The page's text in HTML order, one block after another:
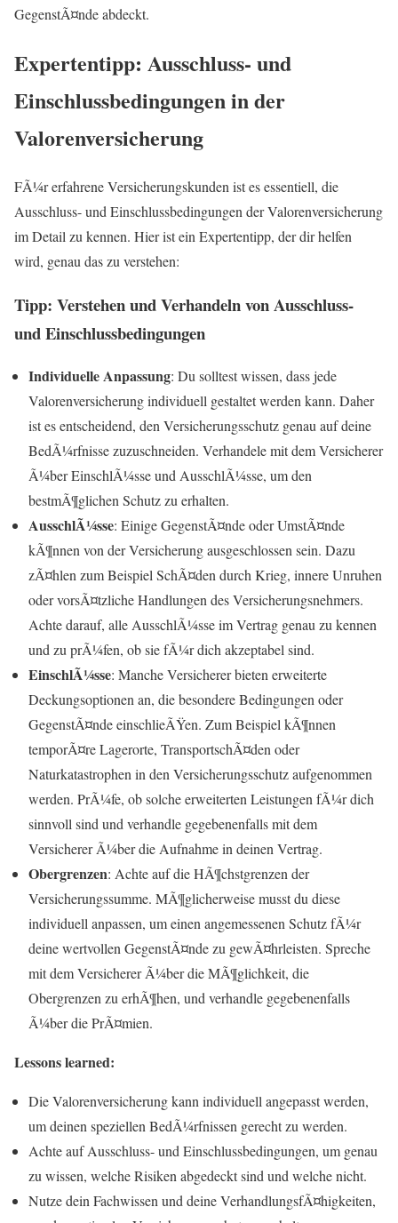
GegenstÃ¤nde abdeckt.
Expertentipp: Ausschluss- und
Einschlussbedingungen in der
Valorenversicherung
FÃ¼r erfahrene Versicherungskunden ist es essentiell, die
Ausschluss- und Einschlussbedingungen der Valorenversicherung
im Detail zu kennen. Hier ist ein Expertentipp, der dir helfen
wird, genau das zu verstehen:
Tipp: Verstehen und Verhandeln von Ausschluss-
und Einschlussbedingungen
Individuelle Anpassung: Du solltest wissen, dass jede
Valorenversicherung individuell gestaltet werden kann. Daher
ist es entscheidend, den Versicherungsschutz genau auf deine
BedÃ¼rfnisse zuzuschneiden. Verhandele mit dem Versicherer
Ã¼ber EinschlÃ¼sse und AusschlÃ¼sse, um den
bestmÃ¶glichen Schutz zu erhalten.
AusschlÃ¼sse: Einige GegenstÃ¤nde oder UmstÃ¤nde
kÃ¶nnen von der Versicherung ausgeschlossen sein. Dazu
zÃ¤hlen zum Beispiel SchÃ¤den durch Krieg, innere Unruhen
oder vorsÃ¤tzliche Handlungen des Versicherungsnehmers.
Achte darauf, alle AusschlÃ¼sse im Vertrag genau zu kennen
und zu prÃ¼fen, ob sie fÃ¼r dich akzeptabel sind.
EinschlÃ¼sse: Manche Versicherer bieten erweiterte
Deckungsoptionen an, die besondere Bedingungen oder
GegenstÃ¤nde einschlieÃŸen. Zum Beispiel kÃ¶nnen
temporÃ¤re Lagerorte, TransportschÃ¤den oder
Naturkatastrophen in den Versicherungsschutz aufgenommen
werden. PrÃ¼fe, ob solche erweiterten Leistungen fÃ¼r dich
sinnvoll sind und verhandle gegebenenfalls mit dem
Versicherer Ã¼ber die Aufnahme in deinen Vertrag.
Obergrenzen: Achte auf die HÃ¶chstgrenzen der
Versicherungssumme. MÃ¶glicherweise musst du diese
individuell anpassen, um einen angemessenen Schutz fÃ¼r
deine wertvollen GegenstÃ¤nde zu gewÃ¤hrleisten. Spreche
mit dem Versicherer Ã¼ber die MÃ¶glichkeit, die
Obergrenzen zu erhÃ¶hen, und verhandle gegebenenfalls
Ã¼ber die PrÃ¤mien.
Lessons learned:
Die Valorenversicherung kann individuell angepasst werden,
um deinen speziellen BedÃ¼rfnissen gerecht zu werden.
Achte auf Ausschluss- und Einschlussbedingungen, um genau
zu wissen, welche Risiken abgedeckt sind und welche nicht.
Nutze dein Fachwissen und deine VerhandlungsfÃ¤higkeiten,